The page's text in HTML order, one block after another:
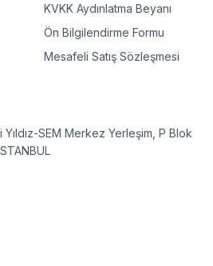
KVKK Aydınlatma Beyanı
Ön Bilgilendirme Formu
Mesafeli Satış Sözleşmesi
SEM Merkez Yerleşim, P Blok